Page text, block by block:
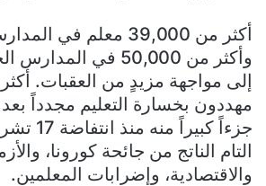
أكثر من 39,000 معلم في
وأكثر من 50,000 في
إلى مواجهة مزيدٍ من العقبات.
مهددون بخسارة التعليم مجدداً
جزءاً
التام الناتج من جائحة كورونا،
والاقتصادية، وإضرابات المعلمين.